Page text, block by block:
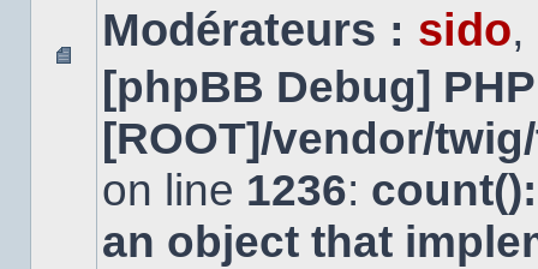
Aucun
message
non
Modérateurs : sido,
[phpBB Debug]
[ROOT]/vendor/
on line 1236:
an object that